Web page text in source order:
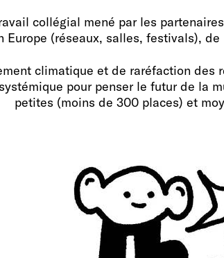
collégial mené par les
(réseaux, salles, festivals),
climatique et de raréfaction des
pour penser le futur de
petites (moins de 300 places) et